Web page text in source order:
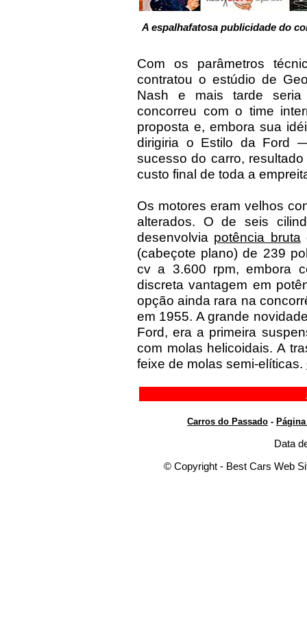
A espalhafatosa publicidade do
Com os parâmetros
contratou o estúdio de
Nash e mais tarde
concorreu com o time
proposta e, embora sua
dirigiria o Estilo da Ford
sucesso do carro,
custo final de toda a
Os motores eram velhos
alterados. O de seis
desenvolvia potência bruta
(cabeçote plano) de 239
cv a 3.600 rpm, embora
discreta vantagem em
opção ainda rara na
em 1955. A grande
Ford, era a primeira
com molas helicoidais. A
feixe de molas semi-elíticas.
Carros do Passado -
Data
© Copyright - Best Cars Web